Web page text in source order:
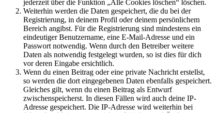
jederzeit über die Funktion „Alle Cookies löschen“ löschen.
Weiterhin werden die Daten gespeichert, die du bei der
Registrierung, in deinem Profil oder deinem persönlichem
Bereich angibst. Für die Registrierung sind mindestens ein
eindeutiger Benutzername, eine E-Mail-Adresse und ein
Passwort notwendig. Wenn durch den Betreiber weitere
Daten als notwendig festgelegt wurden, so ist dies für dich
vor deren Eingabe ersichtlich.
Wenn du einen Beitrag oder eine private Nachricht erstellst,
so werden die dort eingegebenen Daten ebenfalls gespeichert.
Gleiches gilt, wenn du einen Beitrag als Entwurf
zwischenspeicherst. In diesen Fällen wird auch deine IP-
Adresse gespeichert. Die IP-Adresse wird weiterhin bei